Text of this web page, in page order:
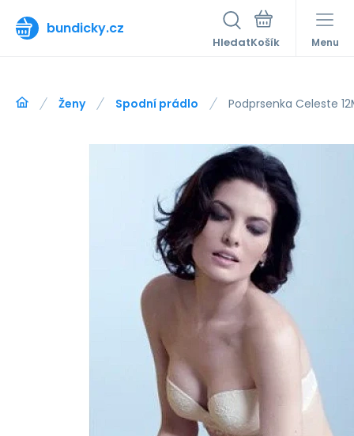
bundicky.cz
Hledat Menu
Ženy Spodní prádlo Podprsenka Celeste